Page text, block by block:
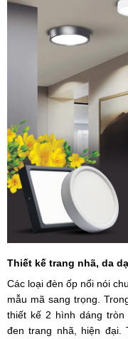
Thiết kế trang nhã, da
Các loại đèn ốp nổi nói
mẫu mã sang trọng.
thiết kế 2 hình dáng tròn
đen trang nhã, hiện đại.